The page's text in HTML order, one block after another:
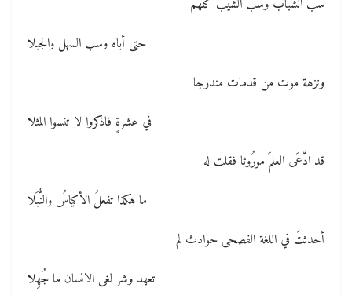
سب الشبابَ وسب الشيب كلَّهمُ
حتى أباه وسب السهل والجبلا
ونزهة موت من قدمات مندرجا
في عشرةٍ فاذكروا لا تنسوا المثلا
قد ادَّعَى العلمَ مورُوثا فقلت له
ما هكذا تفعلُ الأكياسُ والنُّبَلا
أحدثتَ في اللغة الفصحى حوادث لم
تعهد وشر لغى الانسان ما جُهِلا